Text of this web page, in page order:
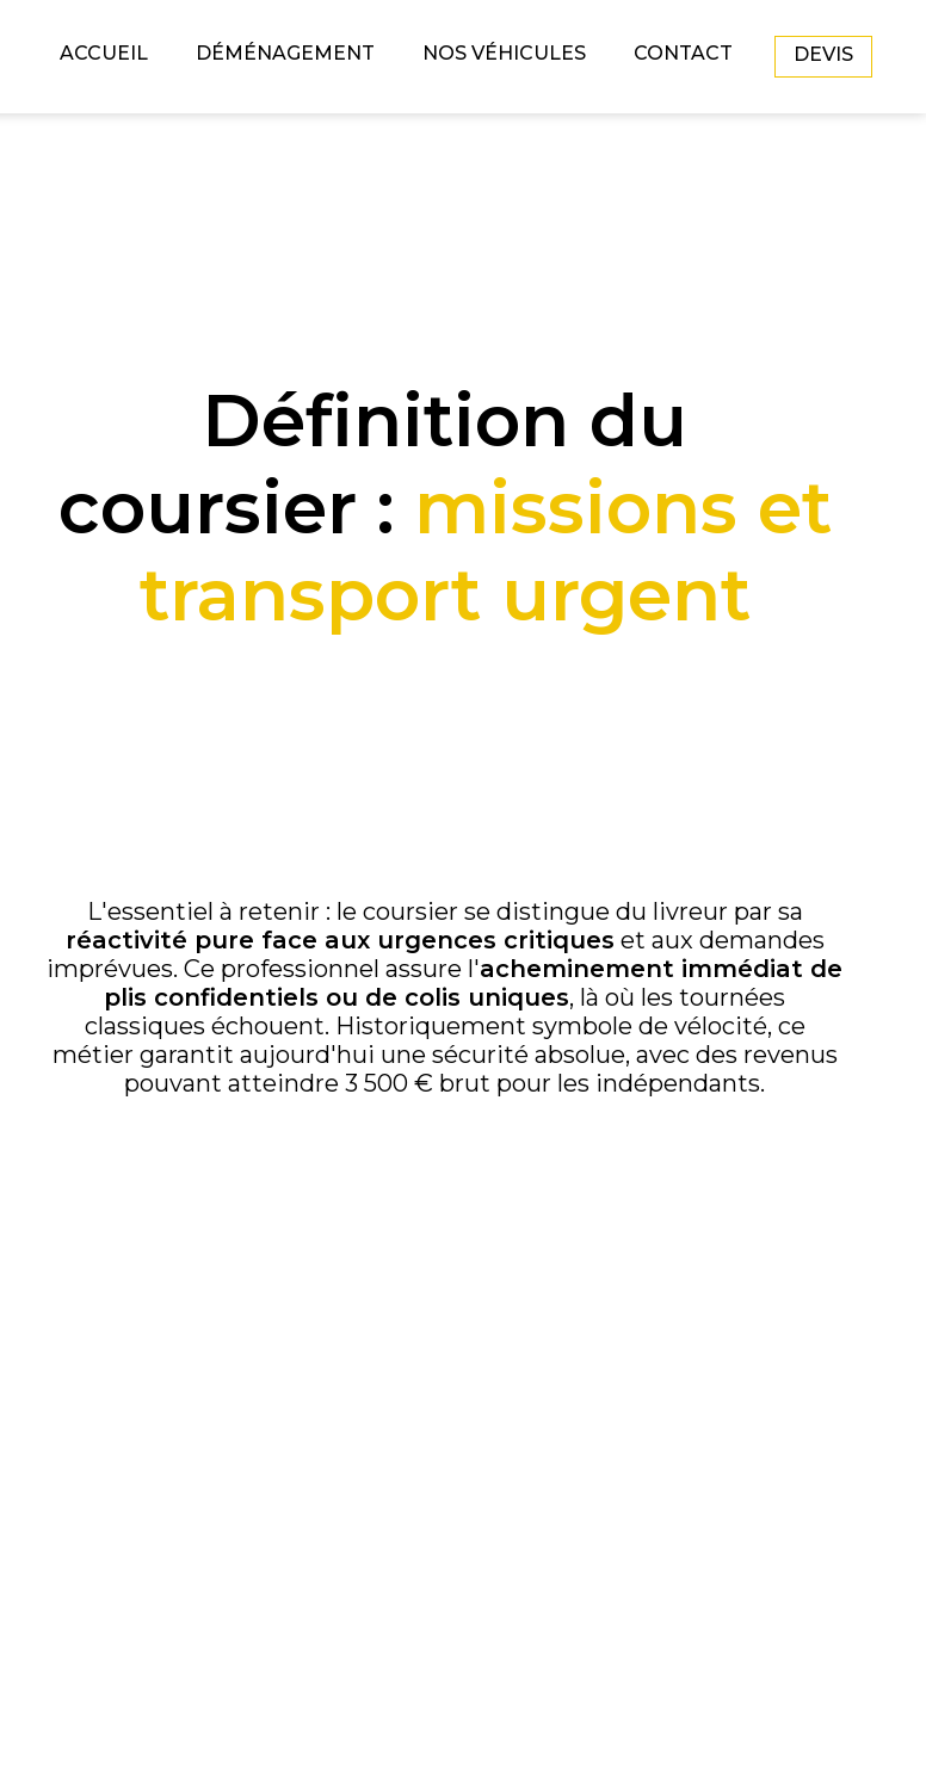
ACCUEIL DÉMÉNAGEMENT NOS VÉHICULES CONTACT DEVIS
Définition du
coursier : missions et
transport urgent
L'essentiel à retenir : le coursier se distingue du livreur par sa
réactivité pure face aux urgences critiques et aux demandes
imprévues. Ce professionnel assure l'acheminement immédiat de
plis confidentiels ou de colis uniques, là où les tournées
classiques échouent. Historiquement symbole de vélocité, ce
métier garantit aujourd'hui une sécurité absolue, avec des revenus
pouvant atteindre 3 500 € brut pour les indépendants.